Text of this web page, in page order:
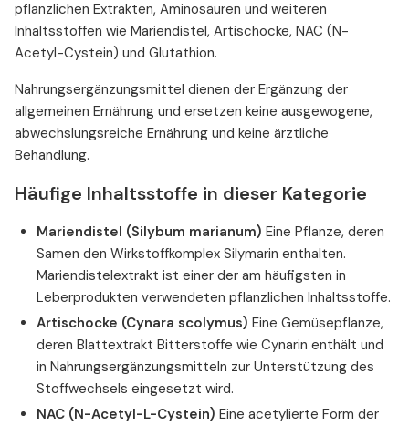
pflanzlichen Extrakten, Aminosäuren und weiteren
Inhaltsstoffen wie Mariendistel, Artischocke, NAC (N-
Acetyl-Cystein) und Glutathion.
Nahrungsergänzungsmittel dienen der Ergänzung der
allgemeinen Ernährung und ersetzen keine ausgewogene,
abwechslungsreiche Ernährung und keine ärztliche
Behandlung.
Häufige Inhaltsstoffe in dieser Kategorie
Mariendistel (Silybum marianum) Eine Pflanze, deren
Samen den Wirkstoffkomplex Silymarin enthalten.
Mariendistelextrakt ist einer der am häufigsten in
Leberprodukten verwendeten pflanzlichen Inhaltsstoffe.
Artischocke (Cynara scolymus) Eine Gemüsepflanze,
deren Blattextrakt Bitterstoffe wie Cynarin enthält und
in Nahrungsergänzungsmitteln zur Unterstützung des
Stoffwechsels eingesetzt wird.
NAC (N-Acetyl-L-Cystein) Eine acetylierte Form der